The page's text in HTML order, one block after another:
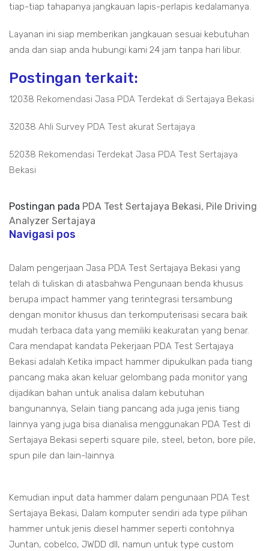
tiap-tiap tahapanya jangkauan lapis-perlapis kedalamanya.
Layanan ini siap memberikan jangkauan sesuai kebutuhan
anda dan siap anda hubungi kami 24 jam tanpa hari libur.
Postingan terkait:
12038 Rekomendasi Jasa PDA Terdekat di Sertajaya Bekasi
32038 Ahli Survey PDA Test akurat Sertajaya
52038 Rekomendasi Terdekat Jasa PDA Test Sertajaya
Bekasi
Postingan pada PDA Test Sertajaya Bekasi, Pile Driving
Analyzer Sertajaya
Navigasi pos
Dalam pengerjaan Jasa PDA Test Sertajaya Bekasi yang
telah di tuliskan di atasbahwa Pengunaan benda khusus
berupa impact hammer yang terintegrasi tersambung
dengan monitor khusus dan terkomputerisasi secara baik
mudah terbaca data yang memiliki keakuratan yang benar.
Cara mendapat kandata Pekerjaan PDA Test Sertajaya
Bekasi adalah Ketika impact hammer dipukulkan pada tiang
pancang maka akan keluar gelombang pada monitor yang
dijadikan bahan untuk analisa dalam kebutuhan
bangunannya, Selain tiang pancang ada juga jenis tiang
lainnya yang juga bisa dianalisa menggunakan PDA Test di
Sertajaya Bekasi seperti square pile, steel, beton, bore pile,
spun pile dan lain-lainnya.
Kemudian input data hammer dalam pengunaan PDA Test
Sertajaya Bekasi, Dalam komputer sendiri ada type pilihan
hammer untuk jenis diesel hammer seperti contohnya
Juntan, cobelco, JWDD dll, namun untuk type custom